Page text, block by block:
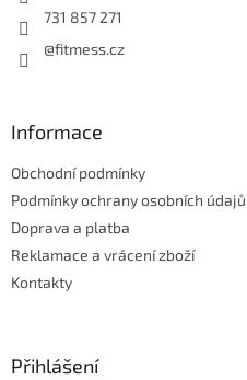
731 857 271
@fitmess.cz
Informace
Obchodní podmínky
Podmínky ochrany osobních údajů
Doprava a platba
Reklamace a vrácení zboží
Kontakty
Přihlášení